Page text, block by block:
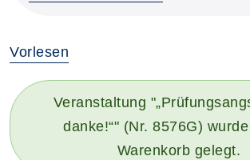
Vorlesen
Veranstaltung
danke!“" (Nr. 8576G)
Warenkorb gelegt.